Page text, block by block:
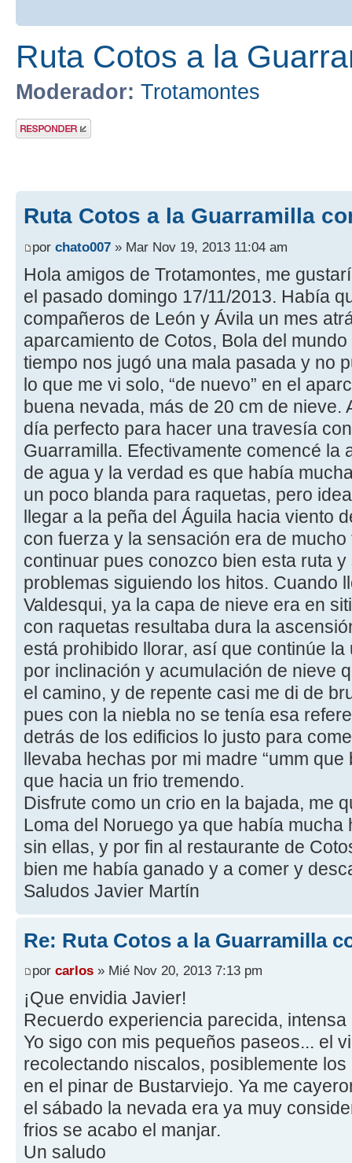
Ruta Cotos a la
Moderador: Trotamontes
Publicar una
respuesta
Ruta Cotos a la Guarramilla
por chato007 » Mar Nov 19, 2013 11:04 am
Hola amigos de Trotamontes, me
el pasado domingo 17/11/2013. Había
compañeros de León y Ávila un mes
aparcamiento de Cotos, Bola del
tiempo nos jugó una mala pasada y no
lo que me vi solo, “de nuevo” en el
buena nevada, más de 20 cm de nieve.
día perfecto para hacer una travesía
Guarramilla. Efectivamente comencé la
de agua y la verdad es que había
un poco blanda para raquetas, pero
llegar a la peña del Águila hacia viento
con fuerza y la sensación era de
continuar pues conozco bien esta ruta
problemas siguiendo los hitos. Cuando
Valdesqui, ya la capa de nieve era en
con raquetas resultaba dura la
está prohibido llorar, así que continúe
por inclinación y acumulación de nieve
el camino, y de repente casi me di de
pues con la niebla no se tenía esa
detrás de los edificios lo justo para
llevaba hechas por mi madre “umm
que hacia un frio tremendo.
Disfrute como un crio en la bajada, me
Loma del Noruego ya que había
sin ellas, y por fin al restaurante de
bien me había ganado y a comer y
Saludos Javier Martín
Re: Ruta Cotos a la Guarramilla
por carlos » Mié Nov 20, 2013 7:13 pm
¡Que envidia Javier!
Recuerdo experiencia parecida,
Yo sigo con mis pequeños paseos... el
recolectando niscalos, posiblemente
en el pinar de Bustarviejo. Ya me
el sábado la nevada era ya muy
frios se acabo el manjar.
Un saludo